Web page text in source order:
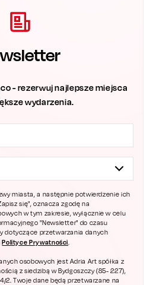
- rezerwuj najlepsze miejsca
wydarzenia.
miasta, a następnie potwierdzenie ich
się", oznacza zgodę na
w tym zakresie, wyłącznie w celu
"Newsletter" do czasu
dotyczące przetwarzania danych
Polityce Prywatności.
osobowych jest Adria Art spółka z
z siedzibą w Bydgoszczy (85- 227),
2. Twoje dane będą przetwarzane na